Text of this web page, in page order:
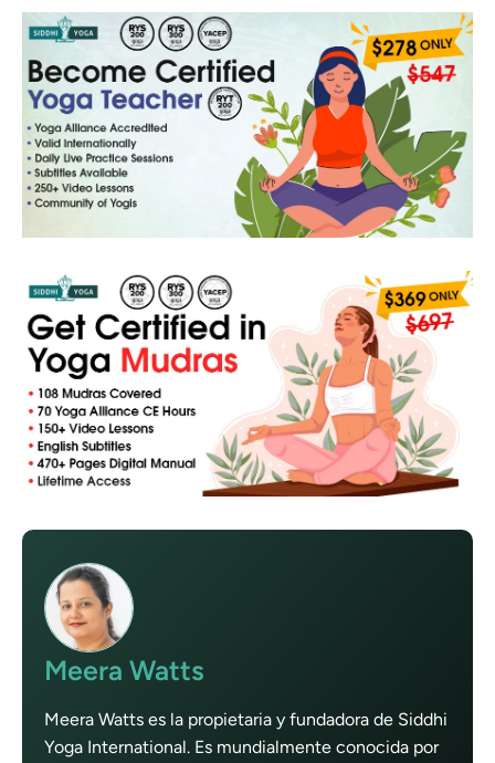
Meera Watts
Meera Watts es la propietaria y fundadora de Siddhi
Yoga International. Es mundialmente conocida por